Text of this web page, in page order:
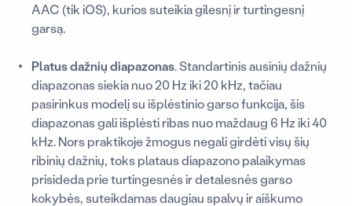
AAC (tik iOS), kurios suteikia gilesnį ir turtingesnį
garsą.
Platus dažnių diapazonas. Standartinis ausinių dažnių
diapazonas siekia nuo 20 Hz iki 20 kHz, tačiau
pasirinkus modelį su išplėstinio garso funkcija, šis
diapazonas gali išplėsti ribas nuo maždaug 6 Hz iki 40
kHz. Nors praktikoje žmogus negali girdėti visų šių
ribinių dažnių, toks plataus diapazono palaikymas
prisideda prie turtingesnės ir detalesnės garso
kokybės, suteikdamas daugiau spalvų ir aiškumo